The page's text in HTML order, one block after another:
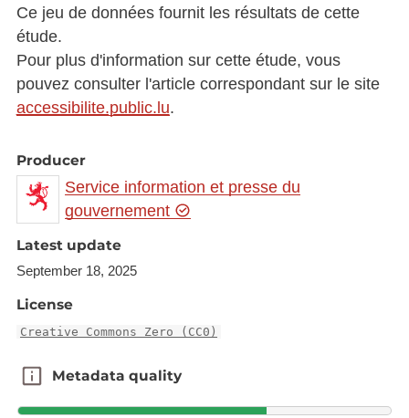
Ce jeu de données fournit les résultats de cette
étude.
Pour plus d'information sur cette étude, vous
pouvez consulter l'article correspondant sur le site
accessibilite.public.lu.
Producer
Service information et presse du
gouvernement
Latest update
September 18, 2025
License
Creative Commons Zero (CC0)
Metadata quality
Metadata quality